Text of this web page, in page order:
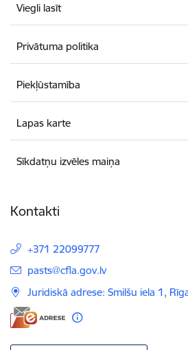
Viegli lasīt
Privātuma politika
Piekļūstamība
Lapas karte
Sīkdatņu izvēles maiņa
Kontakti
+371 22099777
E-pasts:
pasts@cfla.gov.lv
Juridiskā adrese: Smilšu iela 1,